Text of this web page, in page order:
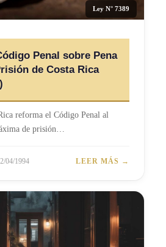
Ley N° 7389
Penal sobre Pena
de Costa Rica
reforma el Código Penal al
de prisión…
04/1994 LEER MÁS →